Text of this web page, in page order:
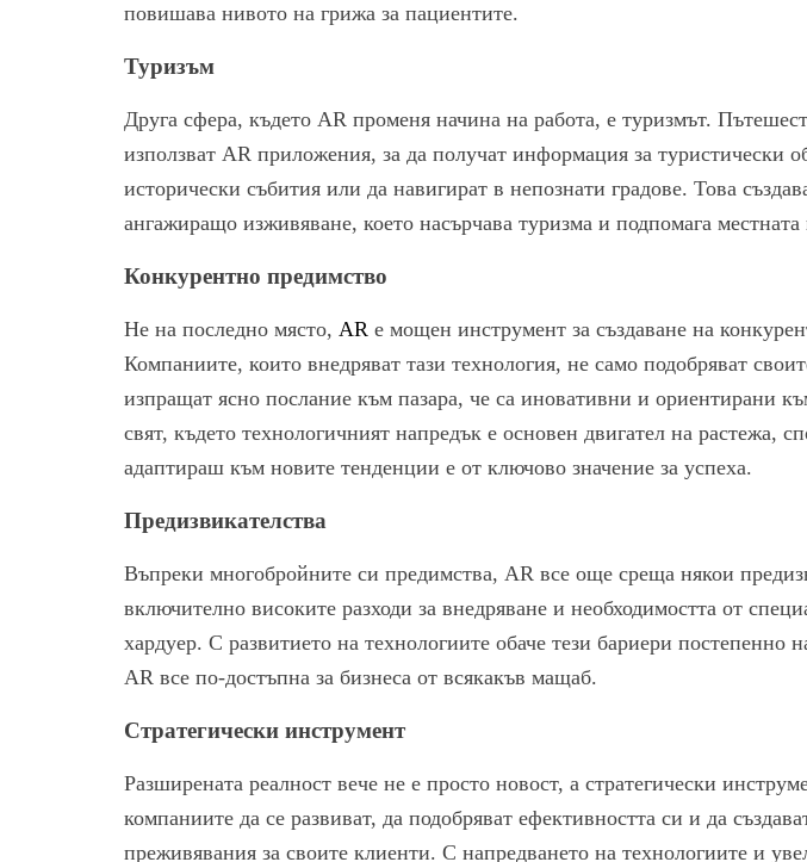
повишава нивото на грижа за пациентите.
Туризъм
Друга сфера, където AR променя начина на работа, е туризмът.
използват AR приложения, за да получат информация за туристически
исторически събития или да навигират в непознати градове. Това
ангажиращо изживяване, което насърчава туризма и подпомага
Конкурентно предимство
Не на последно място, AR е мощен инструмент за създаване на
Компаниите, които внедряват тази технология, не само подобряват
изпращат ясно послание към пазара, че са иновативни и ориентирани
свят, където технологичният напредък е основен двигател на растежа,
адаптираш към новите тенденции е от ключово значение за успеха.
Предизвикателства
Въпреки многобройните си предимства, AR все още среща някои
включително високите разходи за внедряване и необходимостта от
хардуер. С развитието на технологиите обаче тези бариери постепенно
AR все по-достъпна за бизнеса от всякакъв мащаб.
Стратегически инструмент
Разширената реалност вече не е просто новост, а стратегически
компаниите да се развиват, да подобряват ефективността си и да
преживявания за своите клиенти. С напредването на технологиите и